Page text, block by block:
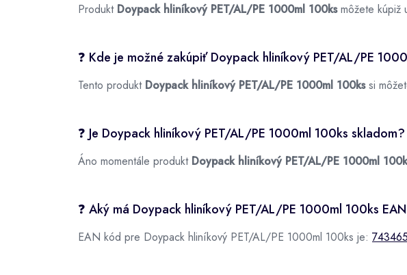
Produkt Doypack hliníkový PET/AL/PE 1000ml 100ksmôžete kúpiž
❓ Kde je možné zakúpiť Doypack hliníkový PET/AL/PE
Tento produkt Doypack hliníkový PET/AL/PE 1000ml 100kssi
❓ Je Doypack hliníkový PET/AL/PE 1000ml 100ks skladom?
Áno momentále produkt Doypack hliníkový PET/AL/PE 1000ml
❓ Aký má Doypack hliníkový PET/AL/PE 1000ml 100ks
EAN kód pre Doypack hliníkový PET/AL/PE 1000ml 100ks je: